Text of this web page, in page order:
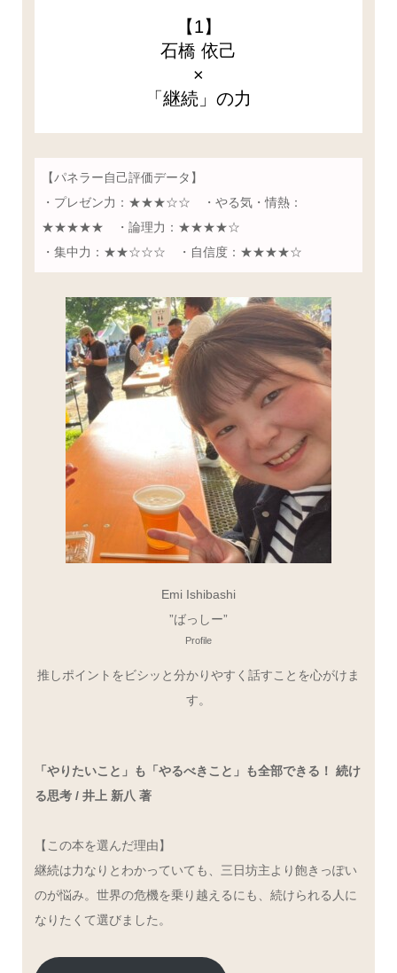
【1】
石橋 依己
×
「継続」の力
【パネラー自己評価データ】
・プレゼン力：★★★☆☆ ・やる気・情熱：
★★★★★ ・論理力：★★★★☆
・集中力：★★☆☆☆ ・自信度：★★★★☆
Emi Ishibashi
”ばっしー”
Profile
推しポイントをビシッと分かりやすく話すことを心がけま
す。
「やりたいこと」も「やるべきこと」も全部できる！ 続け
る思考 / 井上 新八 著
【この本を選んだ理由】
継続は力なりとわかっていても、三日坊主より飽きっぽい
のが悩み。世界の危機を乗り越えるにも、続けられる人に
なりたくて選びました。